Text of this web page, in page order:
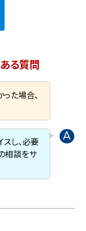
る質問
た場合、
し、必要
相談をサ